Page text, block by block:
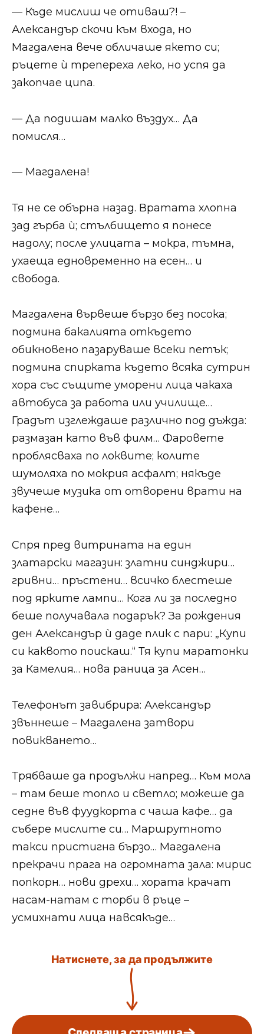
— Къде мислиш че отиваш?! –
Александър скочи към входа, но
Магдалена вече обличаше якето си;
ръцете ѝ трепереха леко, но успя да
закопчае ципа.
— Да подишам малко въздух… Да
помисля…
— Магдалена!
Тя не се обърна назад. Вратата хлопна
зад гърба ѝ; стълбището я понесе
надолу; после улицата – мокра, тъмна,
ухаеща едновременно на есен… и
свобода.
Магдалена вървеше бързо без посока;
подмина бакалията откъдето
обикновено пазаруваше всеки петък;
подмина спирката където всяка сутрин
хора със същите уморени лица чакаха
автобуса за работа или училище…
Градът изглеждаше различно под дъжда:
размазан като във филм… Фаровете
проблясваха по локвите; колите
шумоляха по мокрия асфалт; някъде
звучеше музика от отворени врати на
кафене…
Спря пред витрината на един
златарски магазин: златни синджири…
гривни… пръстени… всичко блестеше
под ярките лампи… Кога ли за последно
беше получавала подарък? За рождения
ден Александър ѝ даде плик с пари: „Купи
си каквото поискаш.“ Тя купи маратонки
за Камелия… нова раница за Асен…
Телефонът завибрира: Александър
звъннеше – Магдалена затвори
повикването…
Трябваше да продължи напред… Към мола
– там беше топло и светло; можеше да
седне във фуудкорта с чаша кафе… да
събере мислите си… Маршрутното
такси пристигна бързо… Магдалена
прекрачи прага на огромната зала: мирис
попкорн… нови дрехи… хората крачат
насам-натам с торби в ръце –
усмихнати лица навсякъде…
Натиснете, за да продължите